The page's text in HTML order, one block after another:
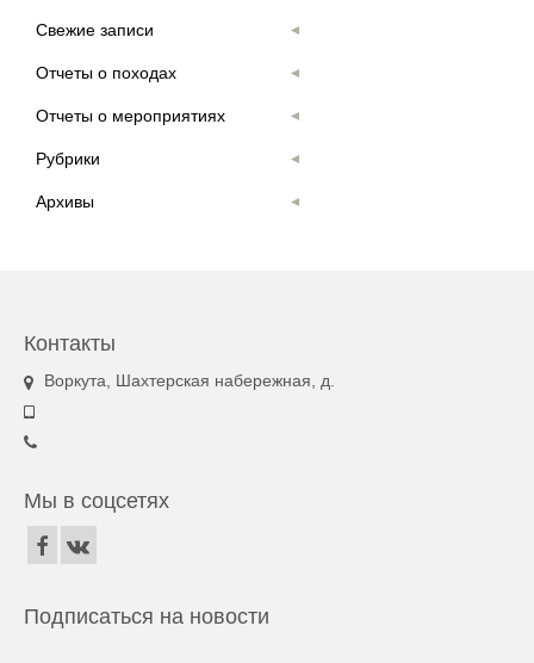
Свежие записи
Отчеты о походах
Отчеты о мероприятиях
Рубрики
Архивы
Контакты
Воркута, Шахтерская набережная, д.
Мы в соцсетях
Подписаться на новости